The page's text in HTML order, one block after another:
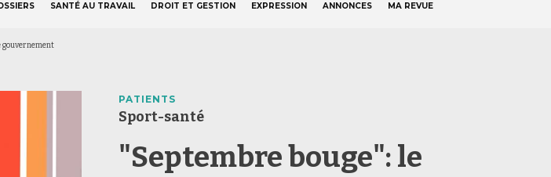
principale
SANTÉ AU TRAVAIL DROIT ET GESTION EXPRESSION ANNONCES MA REVUE
gouvernement
PATIENTS
Sport-santé
"Septembre bouge": le